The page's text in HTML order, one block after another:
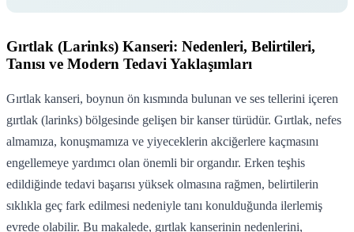
Gırtlak (Larinks) Kanseri: Nedenleri, Belirtileri,
Tanısı ve Modern Tedavi Yaklaşımları
Gırtlak kanseri, boynun ön kısmında bulunan ve ses tellerini içeren
gırtlak (larinks) bölgesinde gelişen bir kanser türüdür. Gırtlak, nefes
almamıza, konuşmamıza ve yiyeceklerin akciğerlere kaçmasını
engellemeye yardımcı olan önemli bir organdır. Erken teşhis
edildiğinde tedavi başarısı yüksek olmasına rağmen, belirtilerin
sıklıkla geç fark edilmesi nedeniyle tanı konulduğunda ilerlemiş
evrede olabilir. Bu makalede, gırtlak kanserinin nedenlerini,